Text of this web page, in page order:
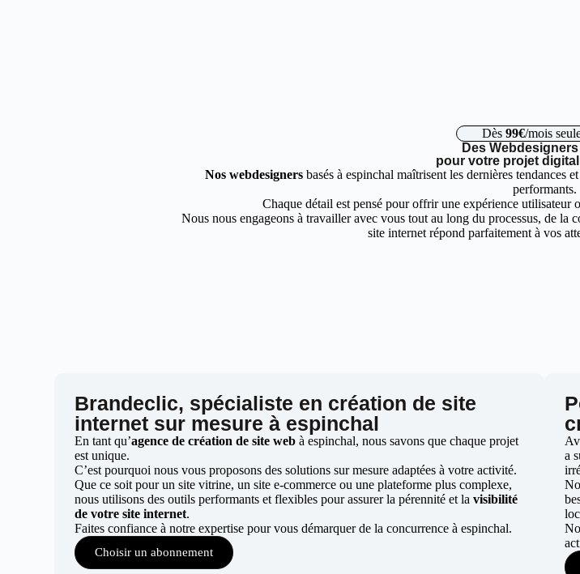
Dès 99€/mois
Des
pour votre projet
Nos webdesigners basés à espinchal maîtrisent les dernières tendances
performants.
Chaque détail est pensé pour offrir une expérience utilisateur
Nous nous engageons à travailler avec vous tout au long du processus, de
site internet répond parfaitement à vos
Brandeclic, spécialiste en création de site
internet sur mesure à espinchal
En tant qu’agence de création de site web à espinchal, nous savons que chaque projet
est unique.
C’est pourquoi nous vous proposons des solutions sur mesure adaptées à votre activité.
Que ce soit pour un site vitrine, un site e-commerce ou une plateforme plus complexe,
nous utilisons des outils performants et flexibles pour assurer la pérennité et lavisibilité
de votre site internet.
Faites confiance à notre expertise pour vous démarquer de la concurrence à espinchal.
Choisir un abonnement
a